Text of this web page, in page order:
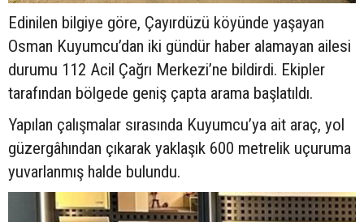
Edinilen bilgiye göre, Çayırdüzü köyünde yaşayan
Osman Kuyumcu’dan iki gündür haber alamayan ailesi
durumu 112 Acil Çağrı Merkezi’ne bildirdi. Ekipler
tarafından bölgede geniş çapta arama başlatıldı.
Yapılan çalışmalar sırasında Kuyumcu’ya ait araç, yol
güzergâhından çıkarak yaklaşık 600 metrelik uçuruma
yuvarlanmış halde bulundu.